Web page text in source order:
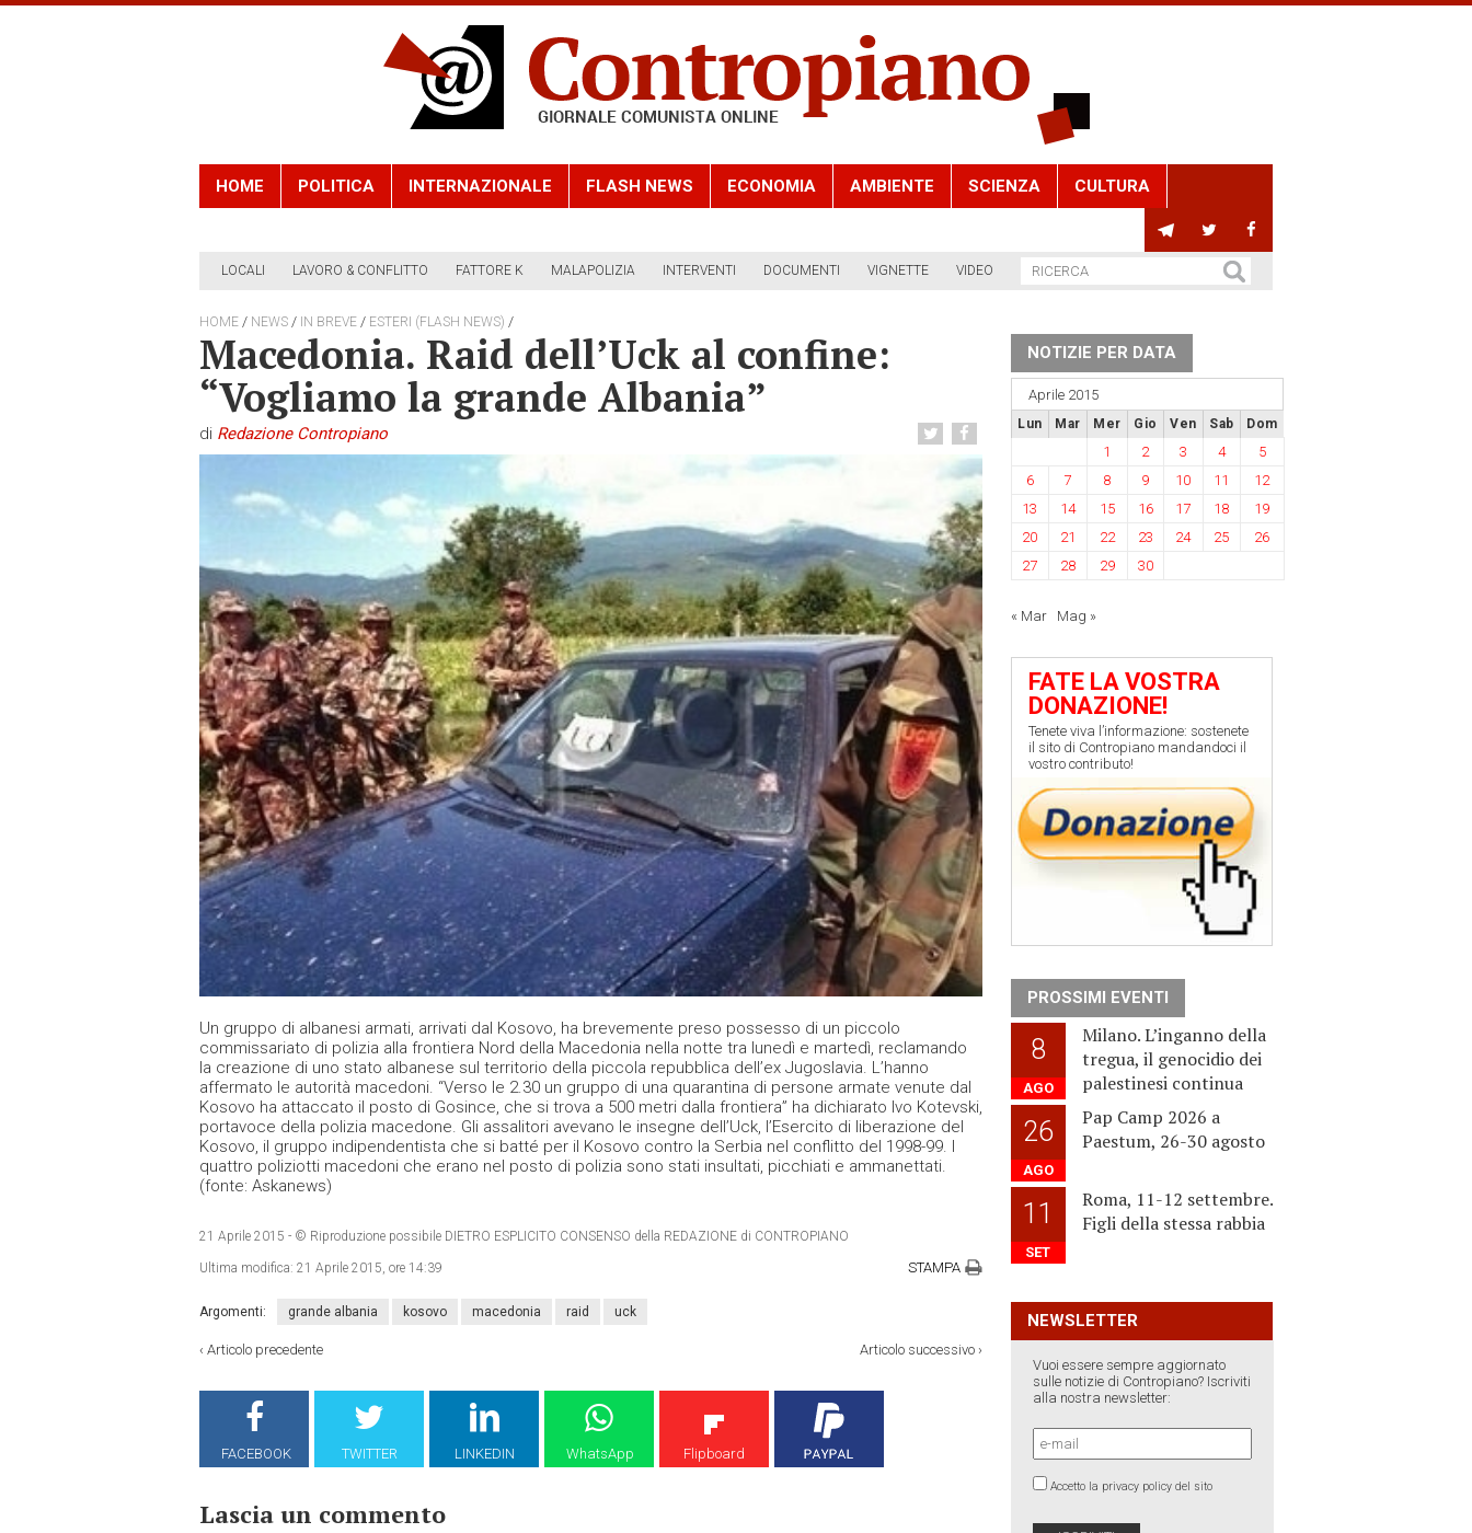
HOME POLITICA INTERNAZIONALE FLASH NEWS ECONOMIA AMBIENTE SCIENZA CULTURA
LOCALI LAVORO & CONFLITTO FATTORE K MALAPOLIZIA INTERVENTI DOCUMENTI VIGNETTE VIDEO
HOME / NEWS / IN BREVE / ESTERI (FLASH NEWS) /
Macedonia. Raid dell’Uck al confine:
“Vogliamo la grande Albania”
di Redazione Contropiano
Un gruppo di albanesi armati, arrivati dal Kosovo, ha brevemente preso possesso di un piccolo
commissariato di polizia alla frontiera Nord della Macedonia nella notte tra lunedì e martedì, reclamando
la creazione di uno stato albanese sul territorio della piccola repubblica dell’ex Jugoslavia. L’hanno
affermato le autorità macedoni. “Verso le 2.30 un gruppo di una quarantina di persone armate venute dal
Kosovo ha attaccato il posto di Gosince, che si trova a 500 metri dalla frontiera” ha dichiarato Ivo Kotevski,
portavoce della polizia macedone. Gli assalitori avevano le insegne dell’Uck, l’Esercito di liberazione del
Kosovo, il gruppo indipendentista che si batté per il Kosovo contro la Serbia nel conflitto del 1998-99. I
quattro poliziotti macedoni che erano nel posto di polizia sono stati insultati, picchiati e ammanettati.
(fonte: Askanews)
21 Aprile 2015 - © Riproduzione possibile DIETRO ESPLICITO CONSENSO della REDAZIONE di CONTROPIANO
Ultima modifica: 21 Aprile 2015, ore 14:39 STAMPA
Argomenti: grande albania kosovo macedonia raid uck
‹ Articolo precedente Articolo successivo ›
FACEBOOK TWITTER LINKEDIN WhatsApp Flipboard
Lascia un commento
NOTIZIE PER DATA
Aprile 2015
Lun Mar Mer Gio Ven Sab Dom
1 2 3 4
5
6
7 8 9 10 11
12
13
14 15 16 17 18
19
20
21 22 23 24 25
26
27
28 29 30
« Mar Mag »
FATE LA VOSTRA
DONAZIONE!
Tenete viva l’informazione: sostenete
il sito di Contropiano mandandoci il
vostro contributo!
PROSSIMI EVENTI
8
AGO
Milano. L’inganno della
tregua, il genocidio dei
palestinesi continua
26
AGO
Pap Camp 2026 a
Paestum, 26-30 agosto
11
SET
Roma, 11-12 settembre.
Figli della stessa rabbia
NEWSLETTER
Vuoi essere sempre aggiornato
sulle notizie di Contropiano? Iscriviti
alla nostra newsletter:
Accetto la privacy policy del sito